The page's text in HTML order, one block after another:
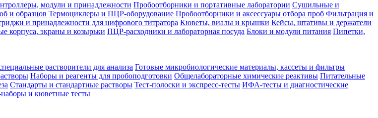
модули и принадлежности Пробоотборники и портативные лаборатории Сушильные и
и образцов Термоциклеры и ПЦР-оборудование Пробоотборники и аксессуары отбора проб Фильтрация и
и принадлежности для цифрового титратора Кюветы, виалы и крышки Кейсы, штативы и держатели
корпуса, экраны и козырьки ПЦР-расходники и лабораторная посуда Блоки и модули питания Пипетки,
растворители для анализа Готовые микробиологические материалы, кассеты и фильтры
Наборы и реагенты для пробоподготовки Общелабораторные химические реактивы Питательные
Стандарты и стандартные растворы Тест-полоски и экспресс-тесты ИФА-тесты и диагностические
и кюветные тесты